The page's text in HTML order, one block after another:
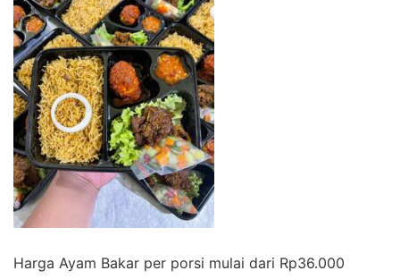
Harga Ayam Bakar per porsi mulai dari Rp36.000